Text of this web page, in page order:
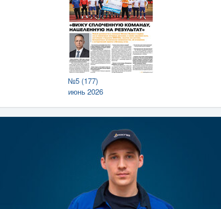
№5 (177)
июнь 2026